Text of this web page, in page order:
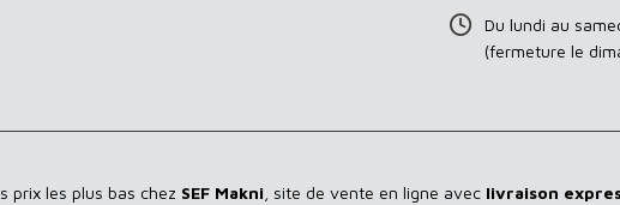
Du lundi au
(fermeture le
prix les plus bas chez SEF Makni , site de vente en ligne avec livraison